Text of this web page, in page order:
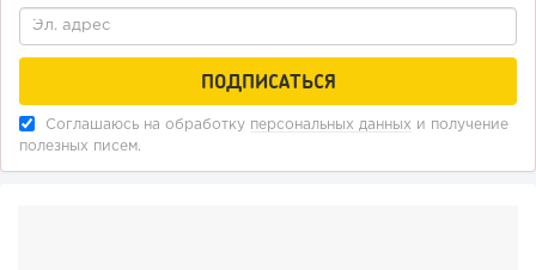
Соглашаюсь на обработку персональных данных и получение
полезных писем.